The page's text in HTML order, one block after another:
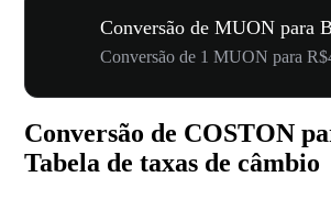
Conversão de MUON para
Conversão de 1 MUON para
Conversão de COSTON
Tabela de taxas de câmbio